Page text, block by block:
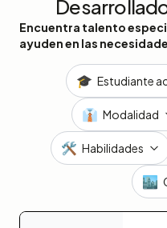
Encuentra talento
ayuden en las
🎓 Estudiante
👔 Modalidad
🛠️ Habilidades
🏙️